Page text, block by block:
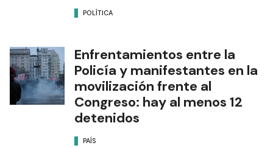
POLÍTICA
Enfrentamientos entre la
Policía y manifestantes en la
movilización frente al
Congreso: hay al menos 12
detenidos
PAÍS